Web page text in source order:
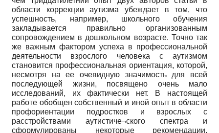
области коррекции аутизма убеждает в том, что
успешность, например, школьного обучения
закладывается правильно организованным
сопровождением в дошкольном возрасте. Точно так
же важным фактором успеха в профессиональной
деятельности взрослого человека с аутизмом
становится профессиональная ориентация, которой,
несмотря на ее очевидную значимость для всей
последующей жизни, посвящено очень мало
исследований, их фактически нет. В настоящей
работе обобщен собственный и иной опыт в области
профориентации подростков и взрослых с
расстройствами аутистиче¬ского спектра и
сформулированы некоторые рекомендации,